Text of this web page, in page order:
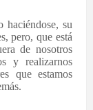
haciéndose, su
pero, que está
de nosotros
y realizarnos
que estamos